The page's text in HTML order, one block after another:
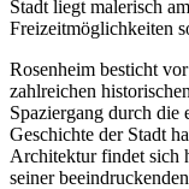
Stadt liegt malerisch
Freizeitmöglichkeiten
Rosenheim besticht
zahlreichen
Spaziergang durch die
Geschichte der Stadt
Architektur findet sich
seiner